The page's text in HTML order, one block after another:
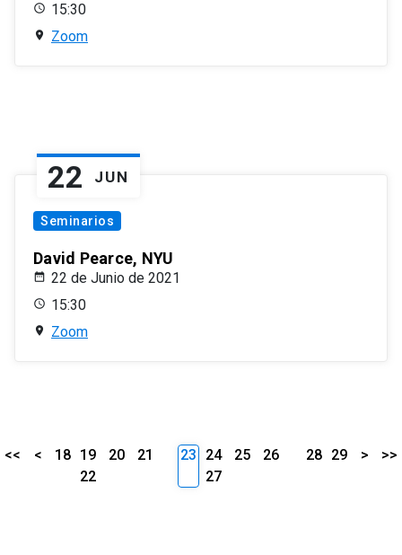
15:30
Zoom
22 JUN
Seminarios
David Pearce, NYU
22 de Junio de 2021
15:30
Zoom
<< < 18 19 20
21
22
23 24 25
26
27
28 29 > >>